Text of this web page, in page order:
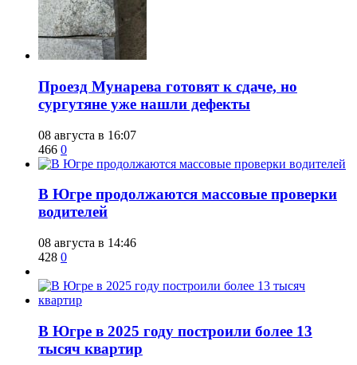
​Проезд Мунарева готовят к сдаче, но
сургутяне уже нашли дефекты
08 августа в 16:07
466 0
​В Югре продолжаются массовые проверки
водителей
08 августа в 14:46
428 0
​В Югре в 2025 году построили более 13
тысяч квартир